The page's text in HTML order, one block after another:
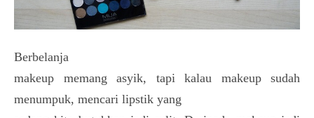
Berbelanja
makeup memang asyik, tapi kalau makeup sudah
menumpuk, mencari lipstik yang